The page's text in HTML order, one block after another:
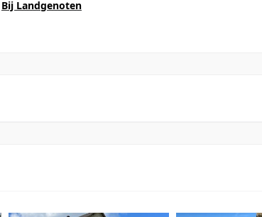
Bij Landgenoten